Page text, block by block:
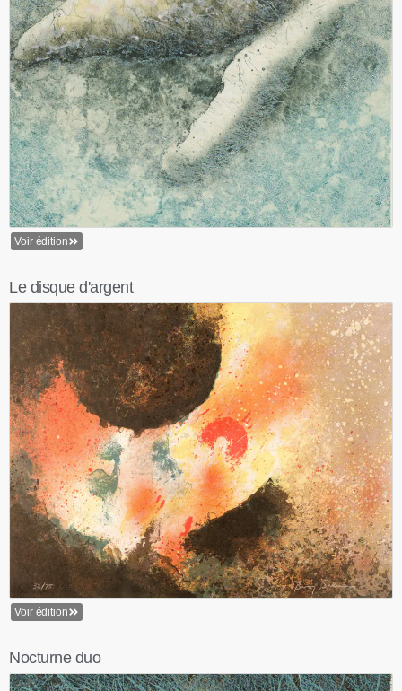
Voir édition
Le disque d'argent
Voir édition
Nocturne duo